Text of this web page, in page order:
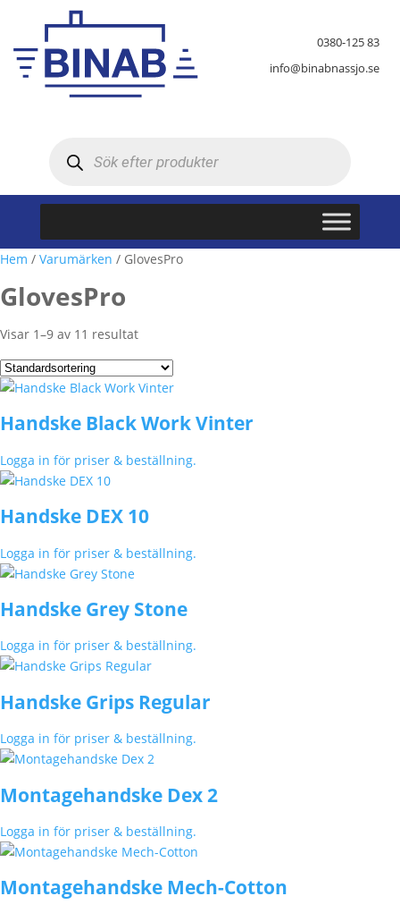
0380-125 83
info@binabnassjo.se
Hem / Varumärken / GlovesPro
GlovesPro
Visar 1–9 av 11 resultat
Handske Black Work Vinter
Logga in för priser & beställning.
Handske DEX 10
Logga in för priser & beställning.
Handske Grey Stone
Logga in för priser & beställning.
Handske Grips Regular
Logga in för priser & beställning.
Montagehandske Dex 2
Logga in för priser & beställning.
Montagehandske Mech-Cotton